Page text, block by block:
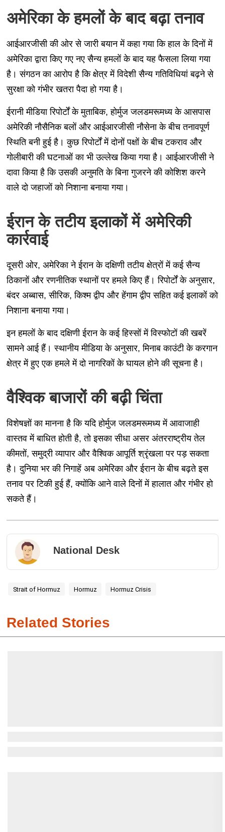
अमेरिका के हमलों के बाद बढ़ा तनाव
आईआरजीसी की ओर से जारी बयान में कहा गया कि हाल के दिनों में
अमेरिका द्वारा किए गए नए सैन्य हमलों के बाद यह फैसला लिया गया
है। संगठन का आरोप है कि क्षेत्र में विदेशी सैन्य गतिविधियां बढ़ने से
सुरक्षा को गंभीर खतरा पैदा हो गया है।
ईरानी मीडिया रिपोर्टों के मुताबिक, होर्मुज जलडमरूमध्य के आसपास
अमेरिकी नौसैनिक बलों और आईआरजीसी नौसेना के बीच तनावपूर्ण
स्थिति बनी हुई है। कुछ रिपोर्टों में दोनों पक्षों के बीच टकराव और
गोलीबारी की घटनाओं का भी उल्लेख किया गया है। आईआरजीसी ने
दावा किया है कि उसकी अनुमति के बिना गुजरने की कोशिश करने
वाले दो जहाजों को निशाना बनाया गया।
ईरान के तटीय इलाकों में अमेरिकी
कार्रवाई
दूसरी ओर, अमेरिका ने ईरान के दक्षिणी तटीय क्षेत्रों में कई सैन्य
ठिकानों और रणनीतिक स्थानों पर हमले किए हैं। रिपोर्टों के अनुसार,
बंदर अब्बास, सीरिक, किश्म द्वीप और हेंगाम द्वीप सहित कई इलाकों को
निशाना बनाया गया।
इन हमलों के बाद दक्षिणी ईरान के कई हिस्सों में विस्फोटों की खबरें
सामने आई हैं। स्थानीय मीडिया के अनुसार, मिनाब काउंटी के करगान
क्षेत्र में हुए एक हमले में दो नागरिकों के घायल होने की सूचना है।
वैश्विक बाजारों की बढ़ी चिंता
विशेषज्ञों का मानना है कि यदि होर्मुज जलडमरूमध्य में आवाजाही
वास्तव में बाधित होती है, तो इसका सीधा असर अंतरराष्ट्रीय तेल
कीमतों, समुद्री व्यापार और वैश्विक आपूर्ति श्रृंखला पर पड़ सकता
है। दुनिया भर की निगाहें अब अमेरिका और ईरान के बीच बढ़ते इस
तनाव पर टिकी हुई हैं, क्योंकि आने वाले दिनों में हालात और गंभीर हो
सकते हैं।
National Desk
Strait of Hormuz Hormuz Hormuz Crisis
Related Stories